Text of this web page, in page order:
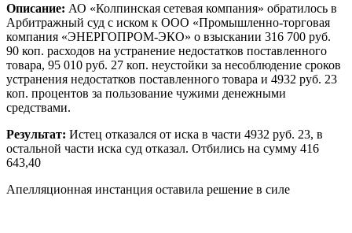
Описание: АО «Колпинская сетевая компания» обратилось в
Арбитражный суд с иском к ООО «Промышленно-торговая
компания «ЭНЕРГОПРОМ-ЭКО» о взыскании 316 700 руб.
90 коп. расходов на устранение недостатков поставленного
товара, 95 010 руб. 27 коп. неустойки за несоблюдение сроков
устранения недостатков поставленного товара и 4932 руб. 23
коп. процентов за пользование чужими денежными
средствами.
Результат: Истец отказался от иска в части 4932 руб. 23, в
остальной части иска суд отказал. Отбились на сумму 416
643,40
Апелляционная инстанция оставила решение в силе